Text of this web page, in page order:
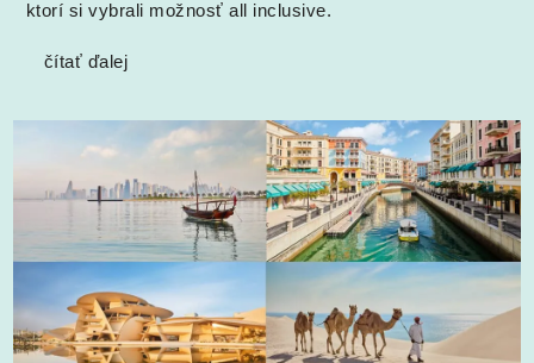
ktorí si vybrali možnosť all inclusive.
čítať ďalej